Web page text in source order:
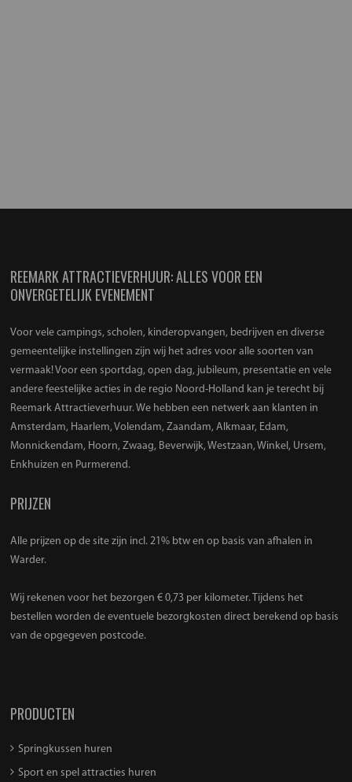
REEMARK ATTRACTIEVERHUUR: ALLES VOOR EEN
ONVERGETELIJK EVENEMENT
Voor vele campings, scholen, kinderopvangen, bedrijven en diverse
gemeentelijke instellingen zijn wij het adres voor alle soorten van
vermaak! Voor een sportdag, open dag, jubileum, presentatie en vele
andere feestelijke acties in de regio Noord-Holland kan je terecht bij
Reemark Attractieverhuur. We hebben een netwerk aan klanten in
Amsterdam, Haarlem, Volendam, Zaandam, Alkmaar, Edam,
Monnickendam, Hoorn, Zwaag, Beverwijk, Westzaan, Winkel, Ursem,
Enkhuizen en Purmerend.
PRIJZEN
Alle prijzen op de site zijn incl. 21% btw en op basis van afhalen in
Warder.
Wij rekenen voor het bezorgen € 0,73 per kilometer. Tijdens het
bestellen worden de eventuele bezorgkosten direct berekend op basis
van de opgegeven postcode.
PRODUCTEN
Springkussen huren
Sport en spel attracties huren